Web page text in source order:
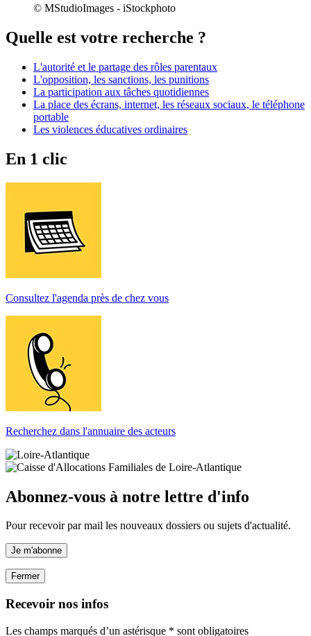
© MStudioImages - iStockphoto
Quelle est votre recherche ?
L'autorité et le partage des rôles parentaux
L'opposition, les sanctions, les punitions
La participation aux tâches quotidiennes
La place des écrans, internet, les réseaux sociaux, le téléphone
portable
Les violences éducatives ordinaires
En 1 clic
Consultez l'agenda près de chez vous
Recherchez dans l'annuaire des acteurs
Abonnez-vous à notre lettre d'info
Pour recevoir par mail les nouveaux dossiers ou sujets d'actualité.
Je m'abonne
Fermer
Recevoir nos infos
Les champs marqués d’un astérisque * sont obligatoires